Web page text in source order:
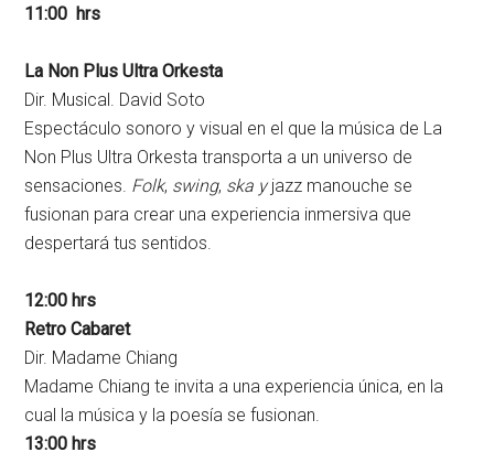
11:00 hrs
La Non Plus Ultra Orkesta
Dir. Musical. David Soto
Espectáculo sonoro y visual en el que la música de La
Non Plus Ultra Orkesta transporta a un universo de
sensaciones. Folk, swing, ska yjazz manouche se
fusionan para crear una experiencia inmersiva que
despertará tus sentidos.
12:00 hrs
Retro Cabaret
Dir. Madame Chiang
Madame Chiang te invita a una experiencia única, en la
cual la música y la poesía se fusionan.
13:00 hrs